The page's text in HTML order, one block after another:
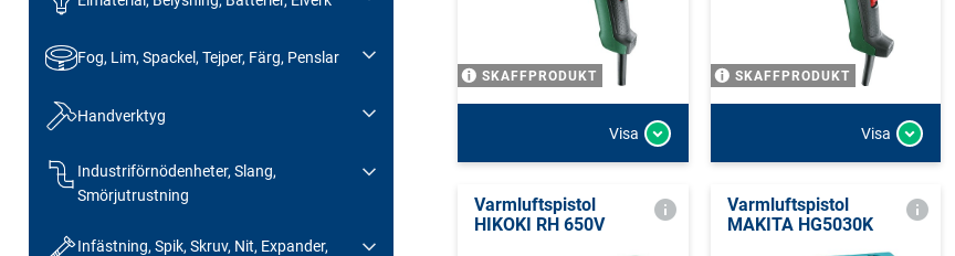
Fog, Lim, Spackel, Tejper, Färg, Penslar
Handverktyg
Industriförnödenheter, Slang,
Smörjutrustning
Infästning, Spik, Skruv, Nit, Expander,
SKAFFPRODUKT
Visa
SKAFFPRODUKT
Visa
Varmluftspistol
HIKOKI RH 650V
Varmluftspistol
MAKITA HG5030K